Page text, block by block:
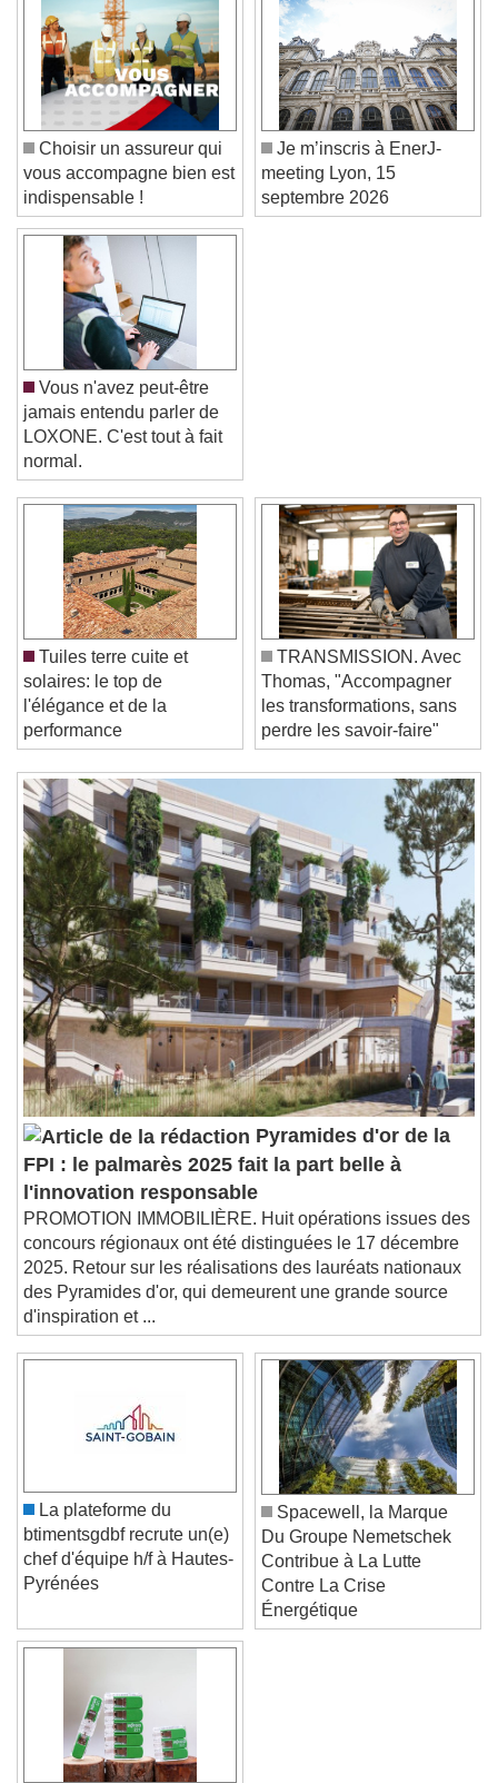
Video Player is loading.
Play Video
Play
Skip Backward
Skip Forward
Unmute
Current Time
/
Duration
Loaded:0%
Stream TypeLIVE
Seek to live, currently behind live
Remaining Time-0:00
1x
Playback Rate
Chapters
Chapters
Descriptions
descriptions off, selected
Subtitles
subtitles settings, opens subtitles
settings dialog
subtitles off, selected
Audio Track
Picture-in-Picture
Fullscreen
This is a modal window.
Beginning of dialog window. Escape will cancel
and close the window.
Text
Color
Caption Area Background
Color
Font Size
Font Family
Reset
Done
Choisir un assureur qui
vous accompagne bien est
indispensable !
Je m’inscris à EnerJ-
meeting Lyon, 15
septembre 2026
Vous n'avez peut-être
jamais entendu parler de
LOXONE. C'est tout à fait
normal.
Tuiles terre cuite et
solaires: le top de
l'élégance et de la
performance
TRANSMISSION. Avec
Thomas, "Accompagner
les transformations, sans
perdre les savoir-faire"
Pyramides d'or de la
FPI : le palmarès 2025 fait la part belle à
l'innovation responsable
PROMOTION IMMOBILIÈRE. Huit opérations issues des
concours régionaux ont été distinguées le 17 décembre
2025. Retour sur les réalisations des lauréats nationaux
des Pyramides d'or, qui demeurent une grande source
d'inspiration et ...
La plateforme du
btimentsgdbf recrute un(e)
chef d'équipe h/f à Hautes-
Spacewell, la Marque
Du Groupe Nemetschek
Contribue à La Lutte
Contre La Crise
Énergétique